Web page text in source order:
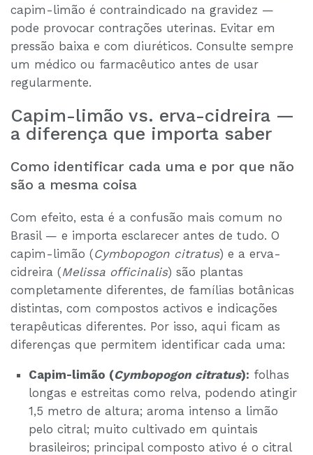
capim-limão é contraindicado na gravidez —
pode provocar contrações uterinas. Evitar em
pressão baixa e com diuréticos. Consulte sempre
um médico ou farmacêutico antes de usar
regularmente.
Capim-limão vs. erva-cidreira —
a diferença que importa saber
Como identificar cada uma e por que não
são a mesma coisa
Com efeito, esta é a confusão mais comum no
Brasil — e importa esclarecer antes de tudo. O
capim-limão (Cymbopogon citratus) e a erva-
cidreira (Melissa officinalis) são plantas
completamente diferentes, de famílias botânicas
distintas, com compostos activos e indicações
terapêuticas diferentes. Por isso, aqui ficam as
diferenças que permitem identificar cada uma:
Capim-limão (Cymbopogon citratus): folhas
longas e estreitas como relva, podendo atingir
1,5 metro de altura; aroma intenso a limão
pelo citral; muito cultivado em quintais
brasileiros; principal composto ativo é o citral